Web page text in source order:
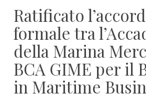
Ratificato
formale tra
della Marina
BCA GIME per il
in Maritime